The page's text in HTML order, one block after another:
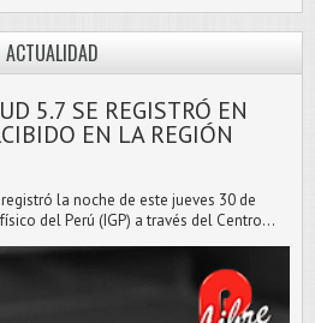
ACTUALIDAD
5.7 SE REGISTRÓ EN
EN LA REGIÓN
la noche de este jueves 30 de
del Perú (IGP) a través del Centro...